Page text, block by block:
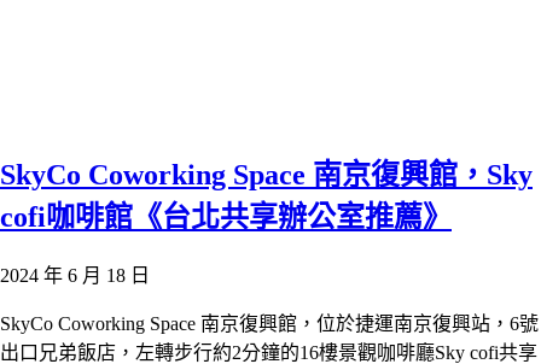
SkyCo Coworking Space 南京復興館，Sky
cofi咖啡館《台北共享辦公室推薦》
2024 年 6 月 18 日
SkyCo Coworking Space 南京復興館，位於捷運南京復興站，6號
出口兄弟飯店，左轉步行約2分鐘的16樓景觀咖啡廳Sky cofi共享